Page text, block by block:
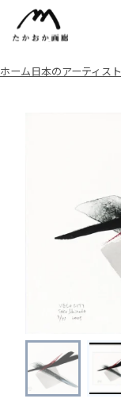
ホーム日本のアーティスト